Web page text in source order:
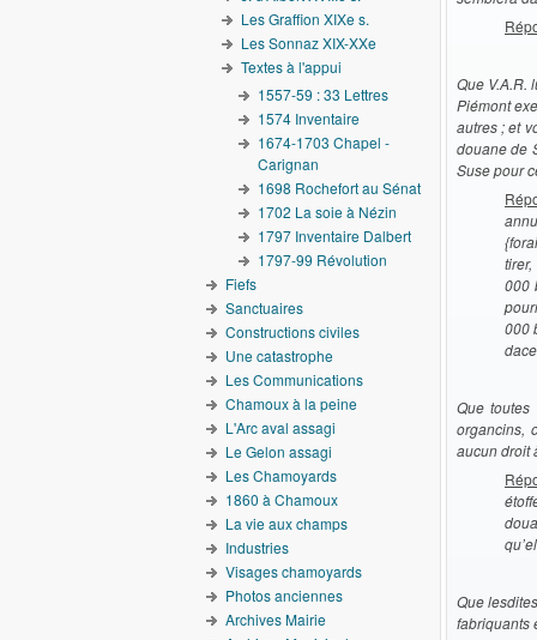
Que V.A.R.
Piémont
autres ; et
douane de
Suse pour
000
000
Que
organcins,
aucun droit
Que
fabriquants
Les Graffion XIXe s.
Les Sonnaz XIX-XXe
Textes à l'appui
1557-59 : 33 Lettres
1574 Inventaire
1674-1703 Chapel -
Carignan
1698 Rochefort au Sénat
1702 La soie à Nézin
1797 Inventaire Dalbert
1797-99 Révolution
Fiefs
Sanctuaires
Constructions civiles
Une catastrophe
Les Communications
Chamoux à la peine
L'Arc aval assagi
Le Gelon assagi
Les Chamoyards
1860 à Chamoux
La vie aux champs
Industries
Visages chamoyards
Photos anciennes
Archives Mairie